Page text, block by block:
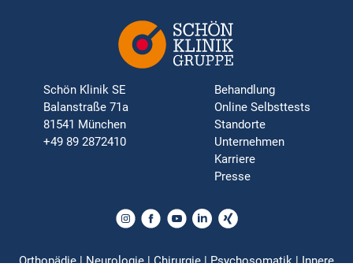
Schön Klinik SE
Balanstraße 71a
81541 München
+49 89 2872410
Behandlung
Online Selbsttests
Standorte
Unternehmen
Karriere
Presse
Orthopädie | Neurologie | Chirurgie | Psychosomatik | Innere